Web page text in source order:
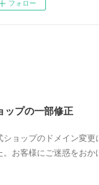
フォロー
ップの一部修正
ショップのドメイン変
お客様にご迷惑をおか